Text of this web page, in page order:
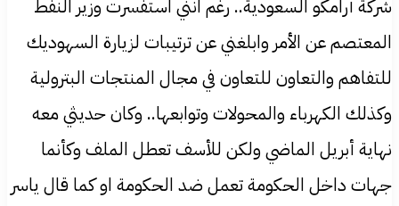
شركة أرامكو السعودية.. رغم انني استفسرت وزير النفط
المعتصم عن الأمر وابلغني عن ترتيبات لزيارة السهوديك
للتفاهم والتعاون للتعاون في مجال المنتجات البترولية
وكذلك الكهرباء والمحولات وتوابعها.. وكان حديثي معه
نهاية أبريل الماضي ولكن للأسف تعطل الملف وكأنما
جهات داخل الحكومة تعمل ضد الحكومة او كما قال ياسر